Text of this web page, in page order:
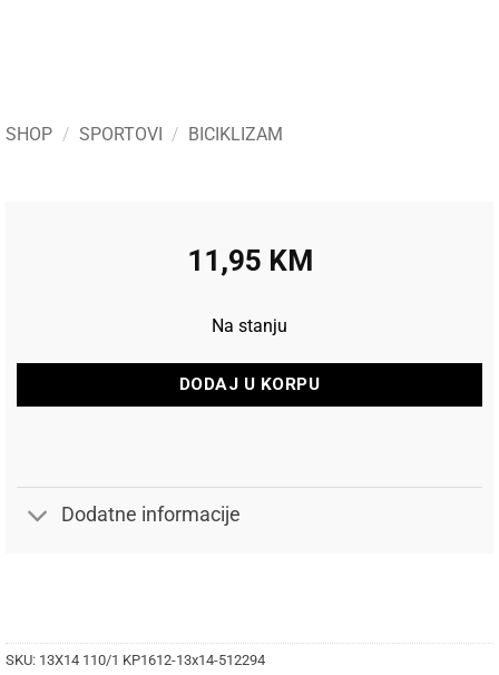
SHOP / SPORTOVI / BICIKLIZAM
11,95 KM
Na stanju
DODAJ U KORPU
Dodatne informacije
SKU: 13X14 110/1 KP1612-13x14-512294